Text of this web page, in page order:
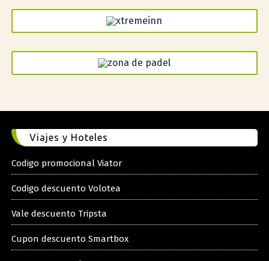
Viajes y Hoteles
Codigo promocional Viator
Codigo descuento Volotea
Vale descuento Tripsta
Cupon descuento Smartbox